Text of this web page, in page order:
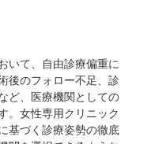
いて、自由診療偏重に
後のフォロー不足、診
ど、医療機関としての
。女性専用クリニック
基づく診療姿勢の徹底